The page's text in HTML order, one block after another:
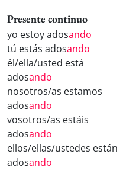
Presente continuo
yo estoy adosando
tú estás adosando
él/ella/usted está
adosando
nosotros/as estamos
adosando
vosotros/as estáis
adosando
ellos/ellas/ustedes están
adosando